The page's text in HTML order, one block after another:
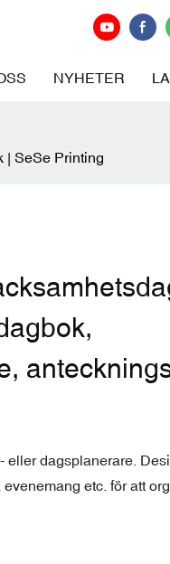
NYHETER
| SeSe Printing
dagsplanerare.
etc. för att